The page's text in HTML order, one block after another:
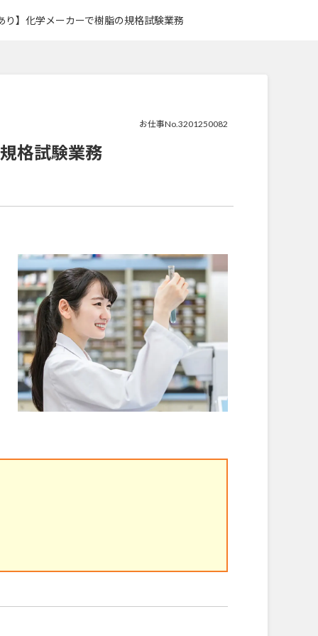
り】化学メーカーで樹脂の規格試験業務
お仕事No.3201250082
格試験業務